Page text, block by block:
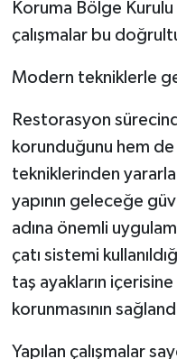
Koruma Bölge
çalışmalar bu
Modern tekniklerle
Restorasyon
korunduğunu hem
tekniklerinden
yapının geleceğe
adına önemli
çatı sistemi
taş ayakların
korunmasının
Yapılan çalışmalar